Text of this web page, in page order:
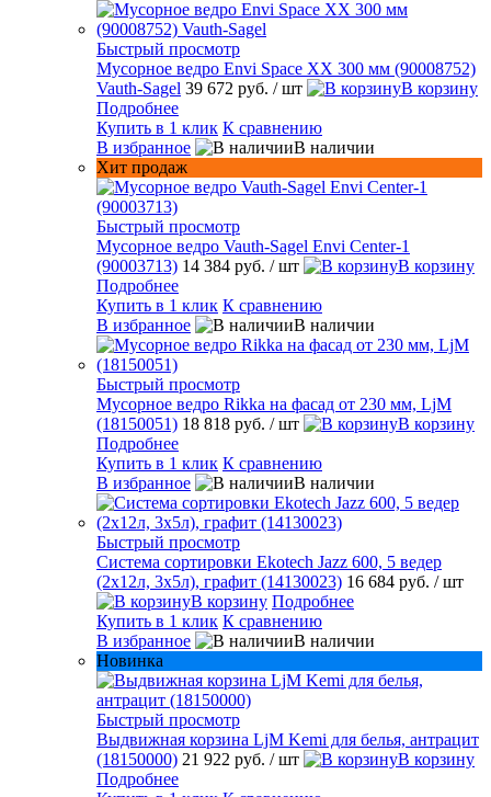
Быстрый просмотр
Мусорное ведро Envi Space XX 300 мм (90008752)
Vauth-Sagel 39 672 руб. / шт
В корзину
Подробнее
Купить в 1 клик К сравнению
В избранное
В наличии
Хит продаж
Быстрый просмотр
Мусорное ведро Vauth-Sagel Envi Center-1
(90003713) 14 384 руб. / шт
В корзину
Подробнее
Купить в 1 клик К сравнению
В избранное
В наличии
Быстрый просмотр
Мусорное ведро Rikka на фасад от 230 мм, LjM
(18150051) 18 818 руб. / шт
В корзину
Подробнее
Купить в 1 клик К сравнению
В избранное
В наличии
Быстрый просмотр
Система сортировки Ekotech Jazz 600, 5 ведер
(2х12л, 3х5л), графит (14130023) 16 684 руб. / шт
В корзину Подробнее
Купить в 1 клик К сравнению
В избранное
В наличии
Новинка
Быстрый просмотр
Выдвижная корзина LjM Kemi для белья, антрацит
(18150000) 21 922 руб. / шт
В корзину
Подробнее